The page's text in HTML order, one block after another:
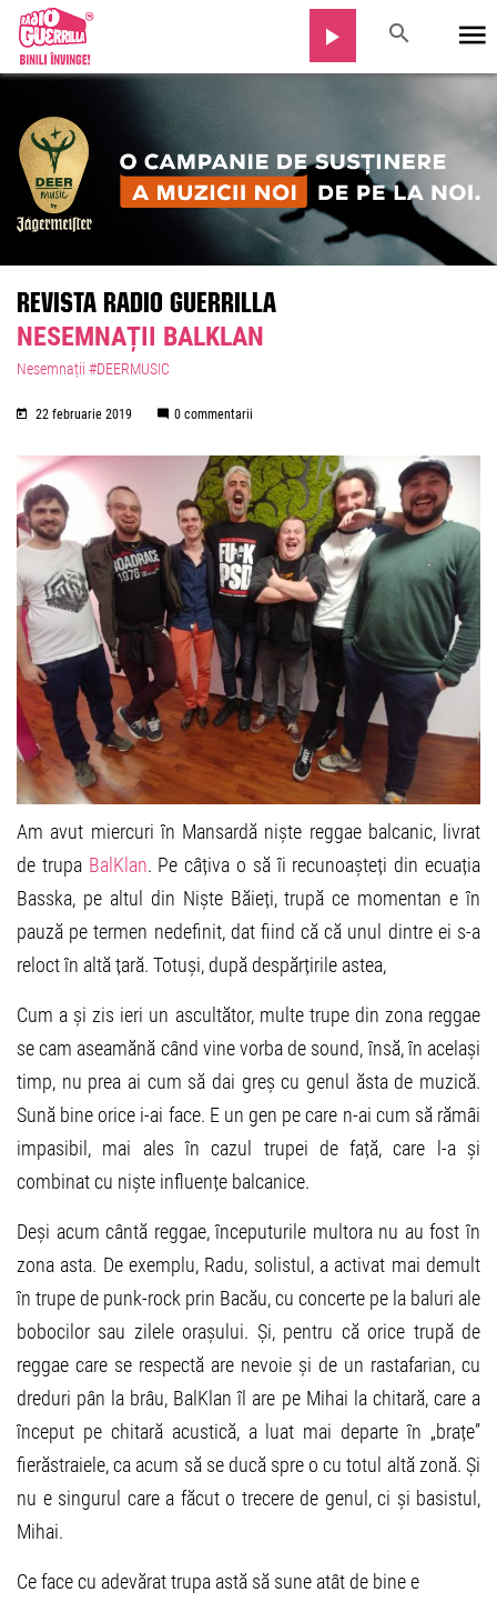
REVISTA RADIO GUERRILLA
NESEMNAȚII BALKLAN
Nesemnații #DEERMUSIC
22 februarie 2019 0 commentarii
Am avut miercuri în Mansardă niște reggae balcanic, livrat
de trupa BalKlan. Pe câțiva o să îi recunoașteți din ecuația
Basska, pe altul din Niște Băieți, trupă ce momentan e în
pauză pe termen nedefinit, dat fiind că că unul dintre ei s-a
reloct în altă țară. Totuși, după despărțirile astea,
Cum a și zis ieri un ascultător, multe trupe din zona reggae
se cam aseamănă când vine vorba de sound, însă, în același
timp, nu prea ai cum să dai greș cu genul ăsta de muzică.
Sună bine orice i-ai face. E un gen pe care n-ai cum să rămâi
impasibil, mai ales în cazul trupei de față, care l-a și
combinat cu niște influențe balcanice.
Deși acum cântă reggae, începuturile multora nu au fost în
zona asta. De exemplu, Radu, solistul, a activat mai demult
în trupe de punk-rock prin Bacău, cu concerte pe la baluri ale
bobocilor sau zilele orașului. Și, pentru că orice trupă de
reggae care se respectă are nevoie și de un rastafarian, cu
dreduri pân la brâu, BalKlan îl are pe Mihai la chitară, care a
început pe chitară acustică, a luat mai departe în „brațe”
fierăstraiele, ca acum să se ducă spre o cu totul altă zonă. Și
nu e singurul care a făcut o trecere de genul, ci și basistul,
Mihai.
Ce face cu adevărat trupa astă să sune atât de bine e